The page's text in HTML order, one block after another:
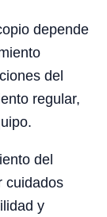
depende
del
regular,
del
cuidados
y